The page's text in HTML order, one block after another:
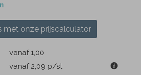
met onze prijscalculator
vanaf 1,00
vanaf 2,09 p/st